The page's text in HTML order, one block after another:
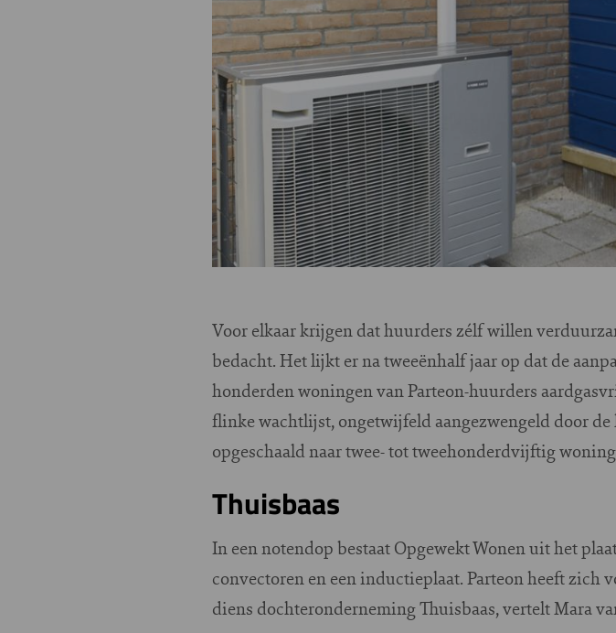
Voor elkaar krijgen dat huurders zélf willen
bedacht. Het lijkt er na tweeënhalf jaar op dat de
honderden woningen van Parteon-huurders
flinke wachtlijst, ongetwijfeld aangezwengeld door
opgeschaald naar twee- tot tweehonderdvijftig
Thuisbaas
In een notendop bestaat Opgewekt Wonen uit het
convectoren en een inductieplaat. Parteon heeft zich
diens dochteronderneming Thuisbaas, vertelt Mara